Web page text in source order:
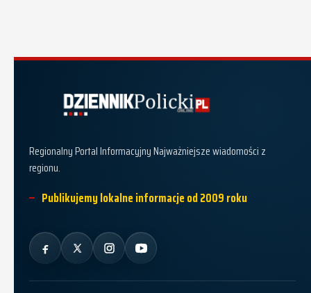
Regionalny Portal Informacyjny Najważniejsze wiadomości z
regionu.
Publikujemy lokalne informacje od 2009 roku